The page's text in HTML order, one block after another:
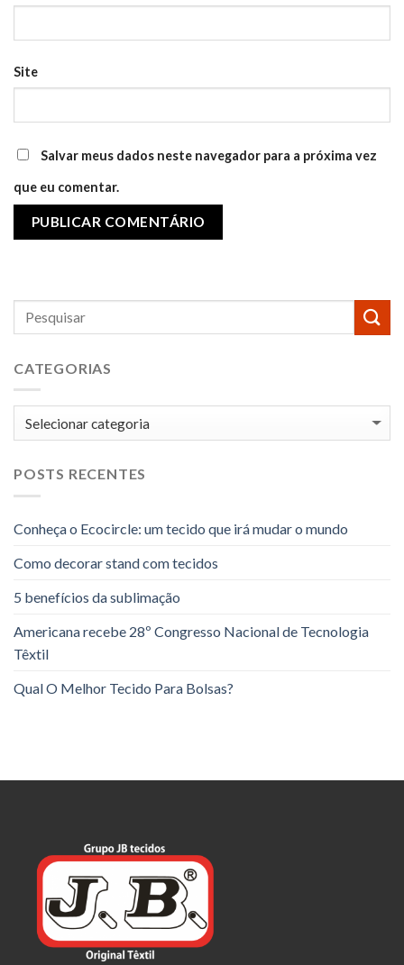
CATEGORIAS
POSTS RECENTES
Conheça o Ecocircle: um tecido que irá mudar o mundo
Como decorar stand com tecidos
5 benefícios da sublimação
Americana recebe 28º Congresso Nacional de Tecnologia
Têxtil
Qual O Melhor Tecido Para Bolsas?
Site
Salvar meus dados neste navegador para a próxima vez
que eu comentar.